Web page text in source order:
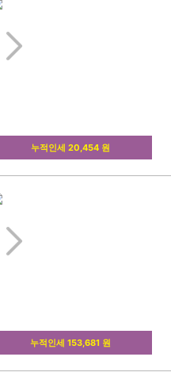
누적인세 20,454 원
누적인세 153,681 원